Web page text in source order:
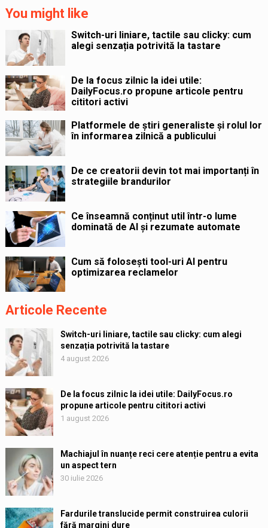
You might like
Switch-uri liniare, tactile sau clicky: cum
alegi senzația potrivită la tastare
De la focus zilnic la idei utile:
DailyFocus.ro propune articole pentru
cititori activi
Platformele de știri generaliste și rolul lor
în informarea zilnică a publicului
De ce creatorii devin tot mai importanți în
strategiile brandurilor
Ce înseamnă conținut util într-o lume
dominată de AI și rezumate automate
Cum să folosești tool-uri AI pentru
optimizarea reclamelor
Articole Recente
Switch-uri liniare, tactile sau clicky: cum alegi
senzația potrivită la tastare
4 august 2026
De la focus zilnic la idei utile: DailyFocus.ro
propune articole pentru cititori activi
1 august 2026
Machiajul în nuanțe reci cere atenție pentru a evita
un aspect tern
30 iulie 2026
Fardurile translucide permit construirea culorii
fără margini dure